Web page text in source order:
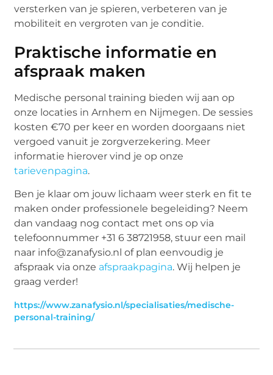
versterken van je spieren, verbeteren van je
mobiliteit en vergroten van je conditie.
Praktische informatie en
afspraak maken
Medische personal training bieden wij aan op
onze locaties in Arnhem en Nijmegen. De sessies
kosten €70 per keer en worden doorgaans niet
vergoed vanuit je zorgverzekering. Meer
informatie hierover vind je op onze
tarievenpagina.
Ben je klaar om jouw lichaam weer sterk en fit te
maken onder professionele begeleiding? Neem
dan vandaag nog contact met ons op via
telefoonnummer +31 6 38721958, stuur een mail
naar info@zanafysio.nl of plan eenvoudig je
afspraak via onze afspraakpagina. Wij helpen je
graag verder!
https://www.zanafysio.nl/specialisaties/medische-
personal-training/